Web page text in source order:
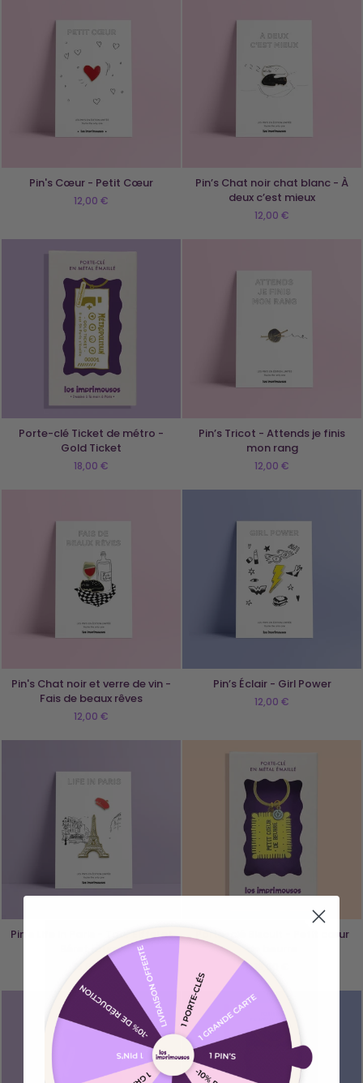
Pin's Cœur - Petit Cœur
12,00 €
Pin’s Chat noir chat blanc - À
deux c’est mieux
12,00 €
Porte-clé Ticket de métro -
Gold Ticket
18,00 €
Pin’s Tricot - Attends je finis
mon rang
12,00 €
Pin's Chat noir et verre de vin -
Fais de beaux rêves
12,00 €
Pin’s Éclair - Girl Power
12,00 €
Pin's Life in Paris - Tour Eiffel et
Béret rouge
15,00 €
Porte-clé Biscuit - Petit cœur
18,00 €